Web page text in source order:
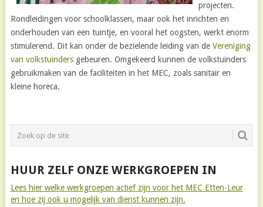
projecten.
Rondleidingen voor schoolklassen, maar ook het inrichten en
onderhouden van een tuintje, en vooral het oogsten, werkt enorm
stimulerend. Dit kan onder de bezielende leiding van de Vereniging
van volkstuindersgebeuren. Omgekeerd kunnen de volkstuinders
gebruikmaken van de faciliteiten in het MEC, zoals sanitair en
kleine horeca.
HUUR ZELF ONZE WERKGROEPEN IN
Lees hier welke werkgroepen actief zijn voor het MEC Etten-Leur
en hoe zij ook u mogelijk van dienst kunnen zijn.